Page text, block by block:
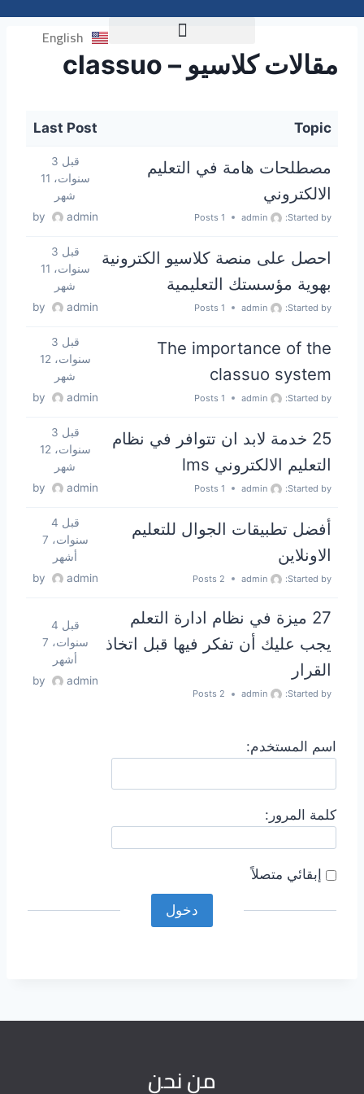
English
مقالات كلاسيو – classuo
Topic
Last Post
مصطلحات هامة في التعليم
الالكتروني
Started by:
admin
1 Posts
قبل 3
سنوات، 11
شهر
by
admin
احصل على منصة كلاسيو الكترونية
بهوية مؤسستك التعليمية
Started by:
admin
1 Posts
قبل 3
سنوات، 11
شهر
by
admin
The importance of the
classuo system
Started by:
admin
1 Posts
قبل 3
سنوات، 12
شهر
by
admin
25 خدمة لابد ان تتوافر في نظام
التعليم الالكتروني lms
Started by:
admin
1 Posts
قبل 3
سنوات، 12
شهر
by
admin
أفضل تطبيقات الجوال للتعليم
الاونلاين
Started by:
admin
2 Posts
قبل 4
سنوات، 7
أشهر
by
admin
27 ميزة في نظام ادارة التعلم
يجب عليك أن تفكر فيها قبل اتخاذ
القرار
Started by:
admin
2 Posts
قبل 4
سنوات، 7
أشهر
by
admin
اسم المستخدم:
كلمة المرور:
إبقائي متصلاً
دخول
من نحن